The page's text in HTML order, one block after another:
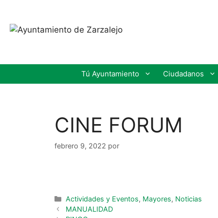
contenido
Tú Ayuntamiento Ciudadanos
CINE FORUM
febrero 9, 2022 por
Categorías
Actividades y Eventos, Mayores, Noticias
MANUALIDAD